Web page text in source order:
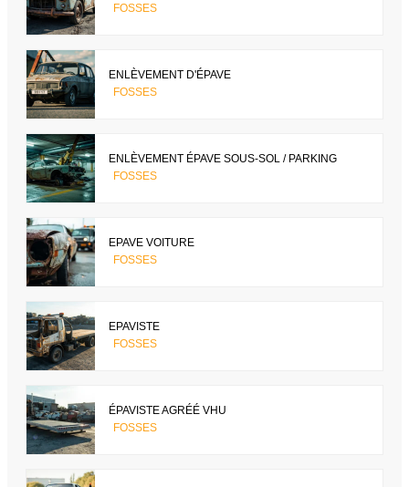
FOSSES
ENLÈVEMENT D'ÉPAVE
FOSSES
ENLÈVEMENT ÉPAVE SOUS-SOL / PARKING
FOSSES
EPAVE VOITURE
FOSSES
EPAVISTE
FOSSES
ÉPAVISTE AGRÉÉ VHU
FOSSES